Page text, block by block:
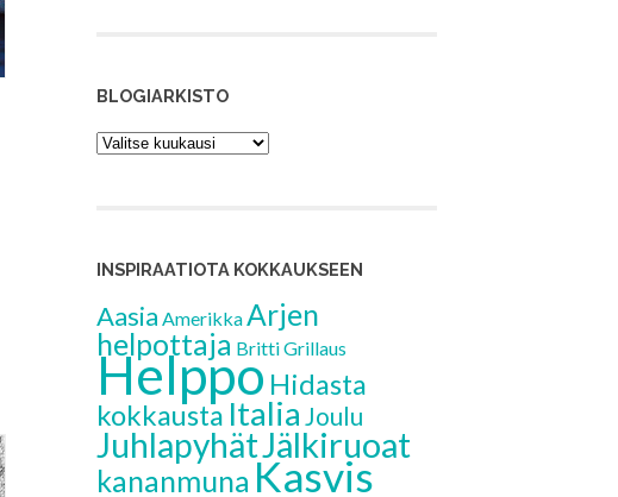
BLOGIARKISTO
Blogiarkisto
INSPIRAATIOTA KOKKAUKSEEN
Aasia AmerikkaArjen
helpottaja BrittiGrillaus
HelppoHidasta
kokkausta Italia Joulu
JuhlapyhätJälkiruoat
kananmuna Kasvis